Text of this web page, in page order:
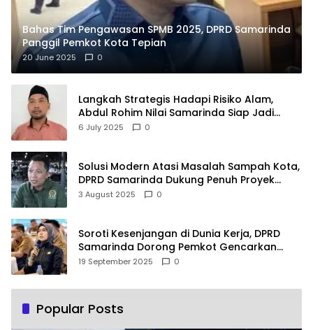
Bahas Tim Pengawasan SPMB 2025, DPRD Samarinda
Panggil Pemkot Kota Tepian
20 June 2025 0
Langkah Strategis Hadapi Risiko Alam,
Abdul Rohim Nilai Samarinda Siap Jadi
Pusat Logistik Bencana Kalimantan
6 July 2025 0
Solusi Modern Atasi Masalah Sampah Kota,
DPRD Samarinda Dukung Penuh Proyek
PLTSA
3 August 2025 0
Soroti Kesenjangan di Dunia Kerja, DPRD
Samarinda Dorong Pemkot Gencarkan
Pemberdayaan Perempuan
19 September 2025 0
Popular Posts